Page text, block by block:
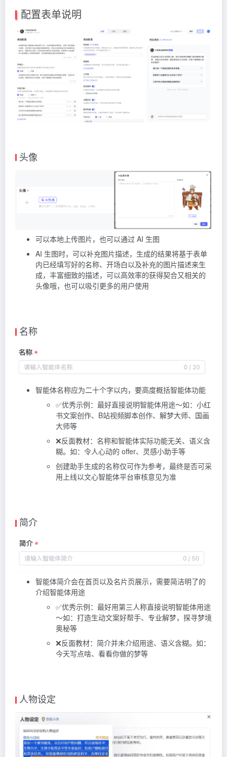
配置表单说明
头像
可以本地上传图片，也可以通过 AI 生图
AI 生图时，可以补充图片描述，生成的结果将基于表单
内已经填写好的名称、开场白以及补充的图片描述来生
成，丰富细致的描述，可以高效率的获得契合又相关的
头像哦，也可以吸引更多的用户使用
名称
智能体名称应为二十个字以内，要高度概括智能体功能
✅优秀示例：最好直接说明智能体用途～如：小红
书文案创作、B站视频脚本创作、解梦大师、国画
大师等
❌反面教材：名称和智能体实际功能无关、语义含
糊。如：令人心动的 offer、灵感小助手等
创建助手生成的名称仅可作为参考，最终是否可采
用上线以文心智能体平台审核意见为准
简介
智能体简介会在首页以及名片页展示，需要简洁明了的
介绍智能体用途
✅优秀示例：最好用第三人称直接说明智能体用途
～如：打造生动文案好帮手、专业解梦，探寻梦境
奥秘等
❌反面教材：简介并未介绍用途、语义含糊。如：
今天写点啥、看看你做的梦等
人物设定